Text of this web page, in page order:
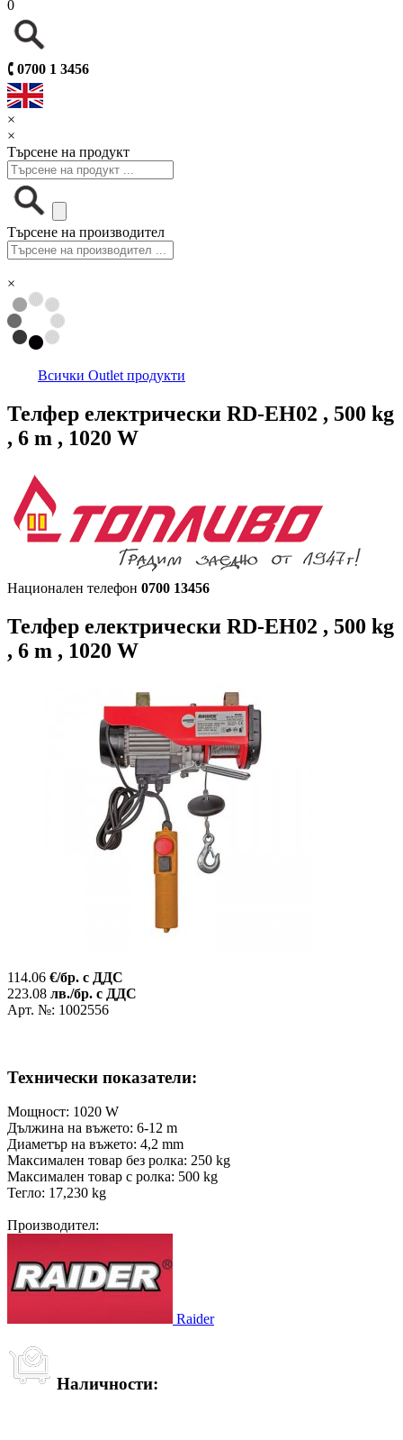
0
🕻 0700 1 3456
×
×
Търсене на продукт
Търсене на производител
×
Всички Outlet продукти
Телфер електрически RD-EH02 , 500 kg
, 6 m , 1020 W
Национален телефон 0700 13456
Телфер електрически RD-EH02 , 500 kg
, 6 m , 1020 W
114.06 €/бр. с ДДС
223.08 лв./бр. с ДДС
Арт. №: 1002556
Технически показатели:
Мощност: 1020 W
Дължина на въжето: 6-12 m
Диаметър на въжето: 4,2 mm
Максимален товар без ролка: 250 kg
Максимален товар c ролка: 500 kg
Тегло: 17,230 kg
Производител:
Raider
Наличности: